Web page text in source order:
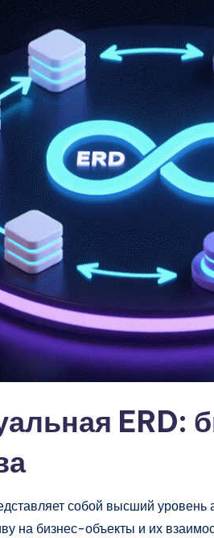
ERD:
собой высший уровень
на бизнес-объекты и их